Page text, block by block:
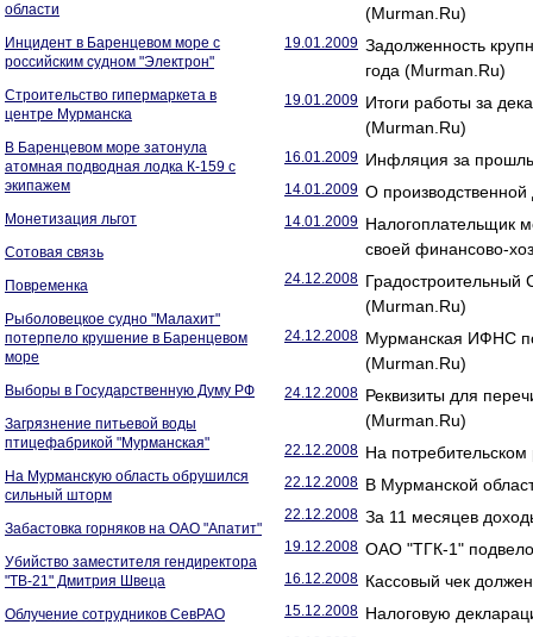
области
Инцидент в Баренцевом море с
российским судном "Электрон"
Строительство гипермаркета в
центре Мурманска
В Баренцевом море затонула
атомная подводная лодка К-159 с
экипажем
Монетизация льгот
Сотовая связь
Повременка
Рыболовецкое судно "Малахит"
потерпело крушение в Баренцевом
море
Выборы в Государственную Думу РФ
Загрязнение питьевой воды
птицефабрикой "Мурманская"
На Мурманскую область обрушился
сильный шторм
Забастовка горняков на ОАО "Апатит"
Убийство заместителя гендиректора
"ТВ-21" Дмитрия Швеца
Облучение сотрудников СевРАО
(Murman.Ru)
19.01.2009 Задолженность
года (Murman.Ru)
19.01.2009 Итоги работы за
(Murman.Ru)
16.01.2009 Инфляция за
14.01.2009 О
14.01.2009 Налогоплательщик
своей финансово-
24.12.2008 Градостроительный
(Murman.Ru)
24.12.2008 Мурманская ИФНС
(Murman.Ru)
24.12.2008 Реквизиты для
(Murman.Ru)
22.12.2008 На
22.12.2008 В Мурманской
22.12.2008 За 11 месяцев
19.12.2008 ОАО "ТГК-1" подвело
16.12.2008 Кассовый чек
15.12.2008 Налоговую